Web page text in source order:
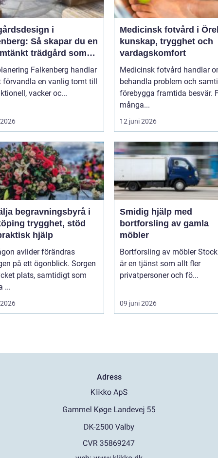
i
Så skapar du en
trädgård som
över tid
Falkenberg handlar
förvandla en vanlig tomt till
vacker oc...
Medicinsk fotvård i
kunskap, trygghet och
vardagskomfort
Medicinsk fotvård handlar
behandla problem och
förebygga framtida besvär.
många...
12 juni 2026
begravningsbyrå i
stöd
hjälp
avlider förändras
på ett ögonblick. Sorgen
plats, samtidigt som
...
Smidig hjälp med
bortforsling av gamla
möbler
Bortforsling av möbler
är en tjänst som allt fler
privatpersoner och fö...
09 juni 2026
Adress